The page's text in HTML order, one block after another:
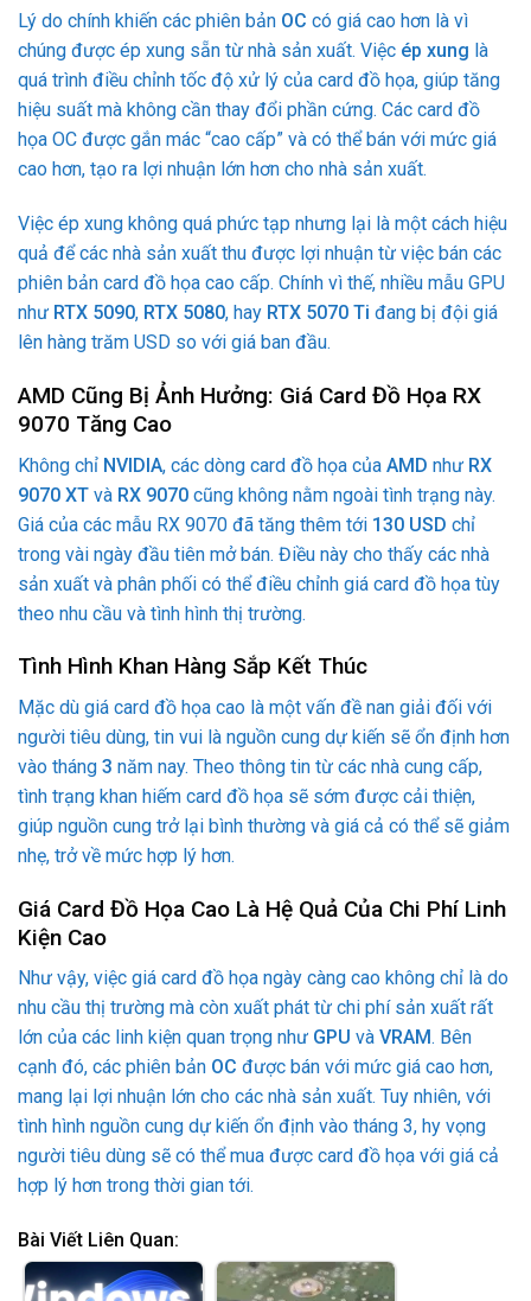
Lý do chính khiến các phiên bản OC có giá cao hơn là vì
chúng được ép xung sẵn từ nhà sản xuất. Việc ép xung là
quá trình điều chỉnh tốc độ xử lý của card đồ họa, giúp tăng
hiệu suất mà không cần thay đổi phần cứng. Các card đồ
họa OC được gắn mác “cao cấp” và có thể bán với mức giá
cao hơn, tạo ra lợi nhuận lớn hơn cho nhà sản xuất.
Việc ép xung không quá phức tạp nhưng lại là một cách hiệu
quả để các nhà sản xuất thu được lợi nhuận từ việc bán các
phiên bản card đồ họa cao cấp. Chính vì thế, nhiều mẫu GPU
như RTX 5090, RTX 5080, hay RTX 5070 Ti đang bị đội giá
lên hàng trăm USD so với giá ban đầu.
AMD Cũng Bị Ảnh Hưởng: Giá Card Đồ Họa RX
9070 Tăng Cao
Không chỉ NVIDIA, các dòng card đồ họa của AMD như RX
9070 XT và RX 9070 cũng không nằm ngoài tình trạng này.
Giá của các mẫu RX 9070 đã tăng thêm tới 130 USD chỉ
trong vài ngày đầu tiên mở bán. Điều này cho thấy các nhà
sản xuất và phân phối có thể điều chỉnh giá card đồ họa tùy
theo nhu cầu và tình hình thị trường.
Tình Hình Khan Hàng Sắp Kết Thúc
Mặc dù giá card đồ họa cao là một vấn đề nan giải đối với
người tiêu dùng, tin vui là nguồn cung dự kiến sẽ ổn định hơn
vào tháng 3 năm nay. Theo thông tin từ các nhà cung cấp,
tình trạng khan hiếm card đồ họa sẽ sớm được cải thiện,
giúp nguồn cung trở lại bình thường và giá cả có thể sẽ giảm
nhẹ, trở về mức hợp lý hơn.
Giá Card Đồ Họa Cao Là Hệ Quả Của Chi Phí Linh
Kiện Cao
Như vậy, việc giá card đồ họa ngày càng cao không chỉ là do
nhu cầu thị trường mà còn xuất phát từ chi phí sản xuất rất
lớn của các linh kiện quan trọng như GPU và VRAM. Bên
cạnh đó, các phiên bản OC được bán với mức giá cao hơn,
mang lại lợi nhuận lớn cho các nhà sản xuất. Tuy nhiên, với
tình hình nguồn cung dự kiến ổn định vào tháng 3, hy vọng
người tiêu dùng sẽ có thể mua được card đồ họa với giá cả
hợp lý hơn trong thời gian tới.
Bài Viết Liên Quan: